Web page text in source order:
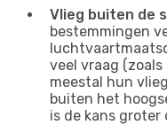
Vlieg buiten de
bestemmingen
veel vraag
meestal hun
buiten het
is de kans